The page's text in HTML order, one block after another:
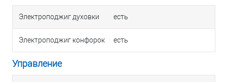
Электроподжиг духовки есть
Электроподжиг конфорок есть
Управление